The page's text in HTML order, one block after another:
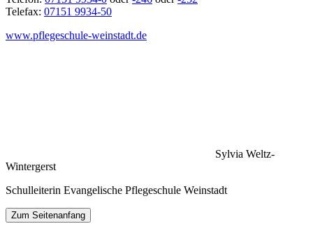
Telefax: 07151 9934-50
www.pflegeschule-weinstadt.de
Sylvia Weltz-
Wintergerst
Schulleiterin Evangelische Pflegeschule Weinstadt
Zum Seitenanfang